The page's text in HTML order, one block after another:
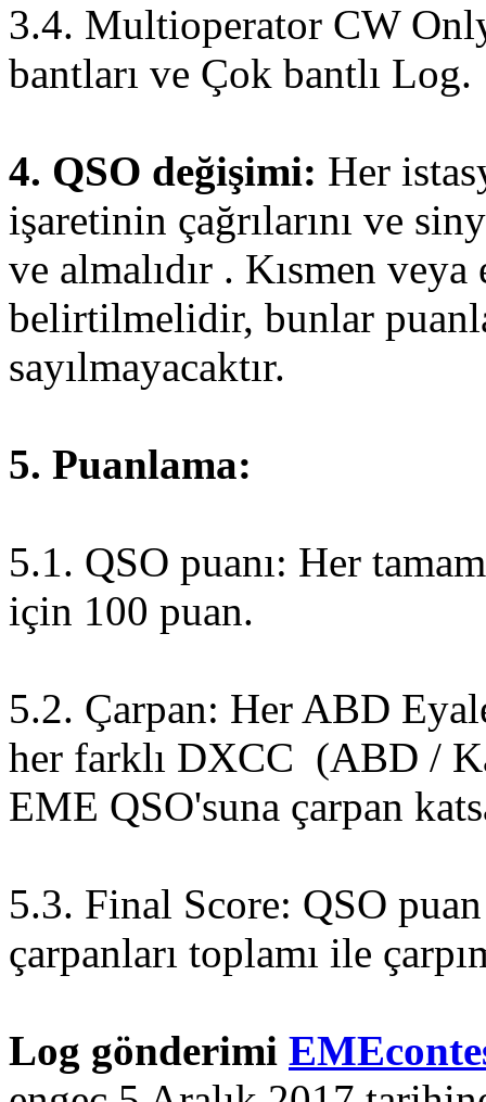
3.4. Multioperator CW
bantları ve Çok bantlı Log.
4. QSO değişimi: Her
işaretinin çağrılarını ve
ve almalıdır . Kısmen
belirtilmelidir, bunlar
sayılmayacaktır.
5. Puanlama:
5.1. QSO puanı: Her
için 100 puan.
5.2. Çarpan: Her ABD
her farklı DXCC (ABD /
EME QSO'suna çarpan
5.3. Final Score: QSO
çarpanları toplamı ile
Log gönderimi